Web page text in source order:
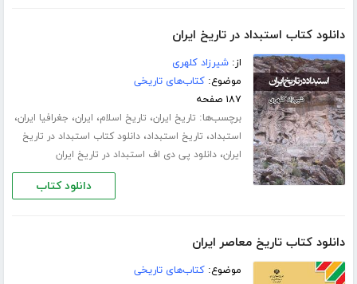
دانلود کتاب استبداد در تاریخ ایران
از:شیرزاد کلهری
موضوع:کتاب‌های تاریخی
۱۸۷ صفحه
برچسب‌ها: تاریخ ایران، تاریخ اسلام، ایران، جغرافیا ایران،
استبداد، تاریخ استبداد،دانلود کتاب استبداد در تاریخ
ایران،دانلود پی دی اف استبداد در تاریخ ایران
دانلود کتاب
دانلود کتاب تاریخ معاصر ایران
موضوع:کتاب‌های تاریخی